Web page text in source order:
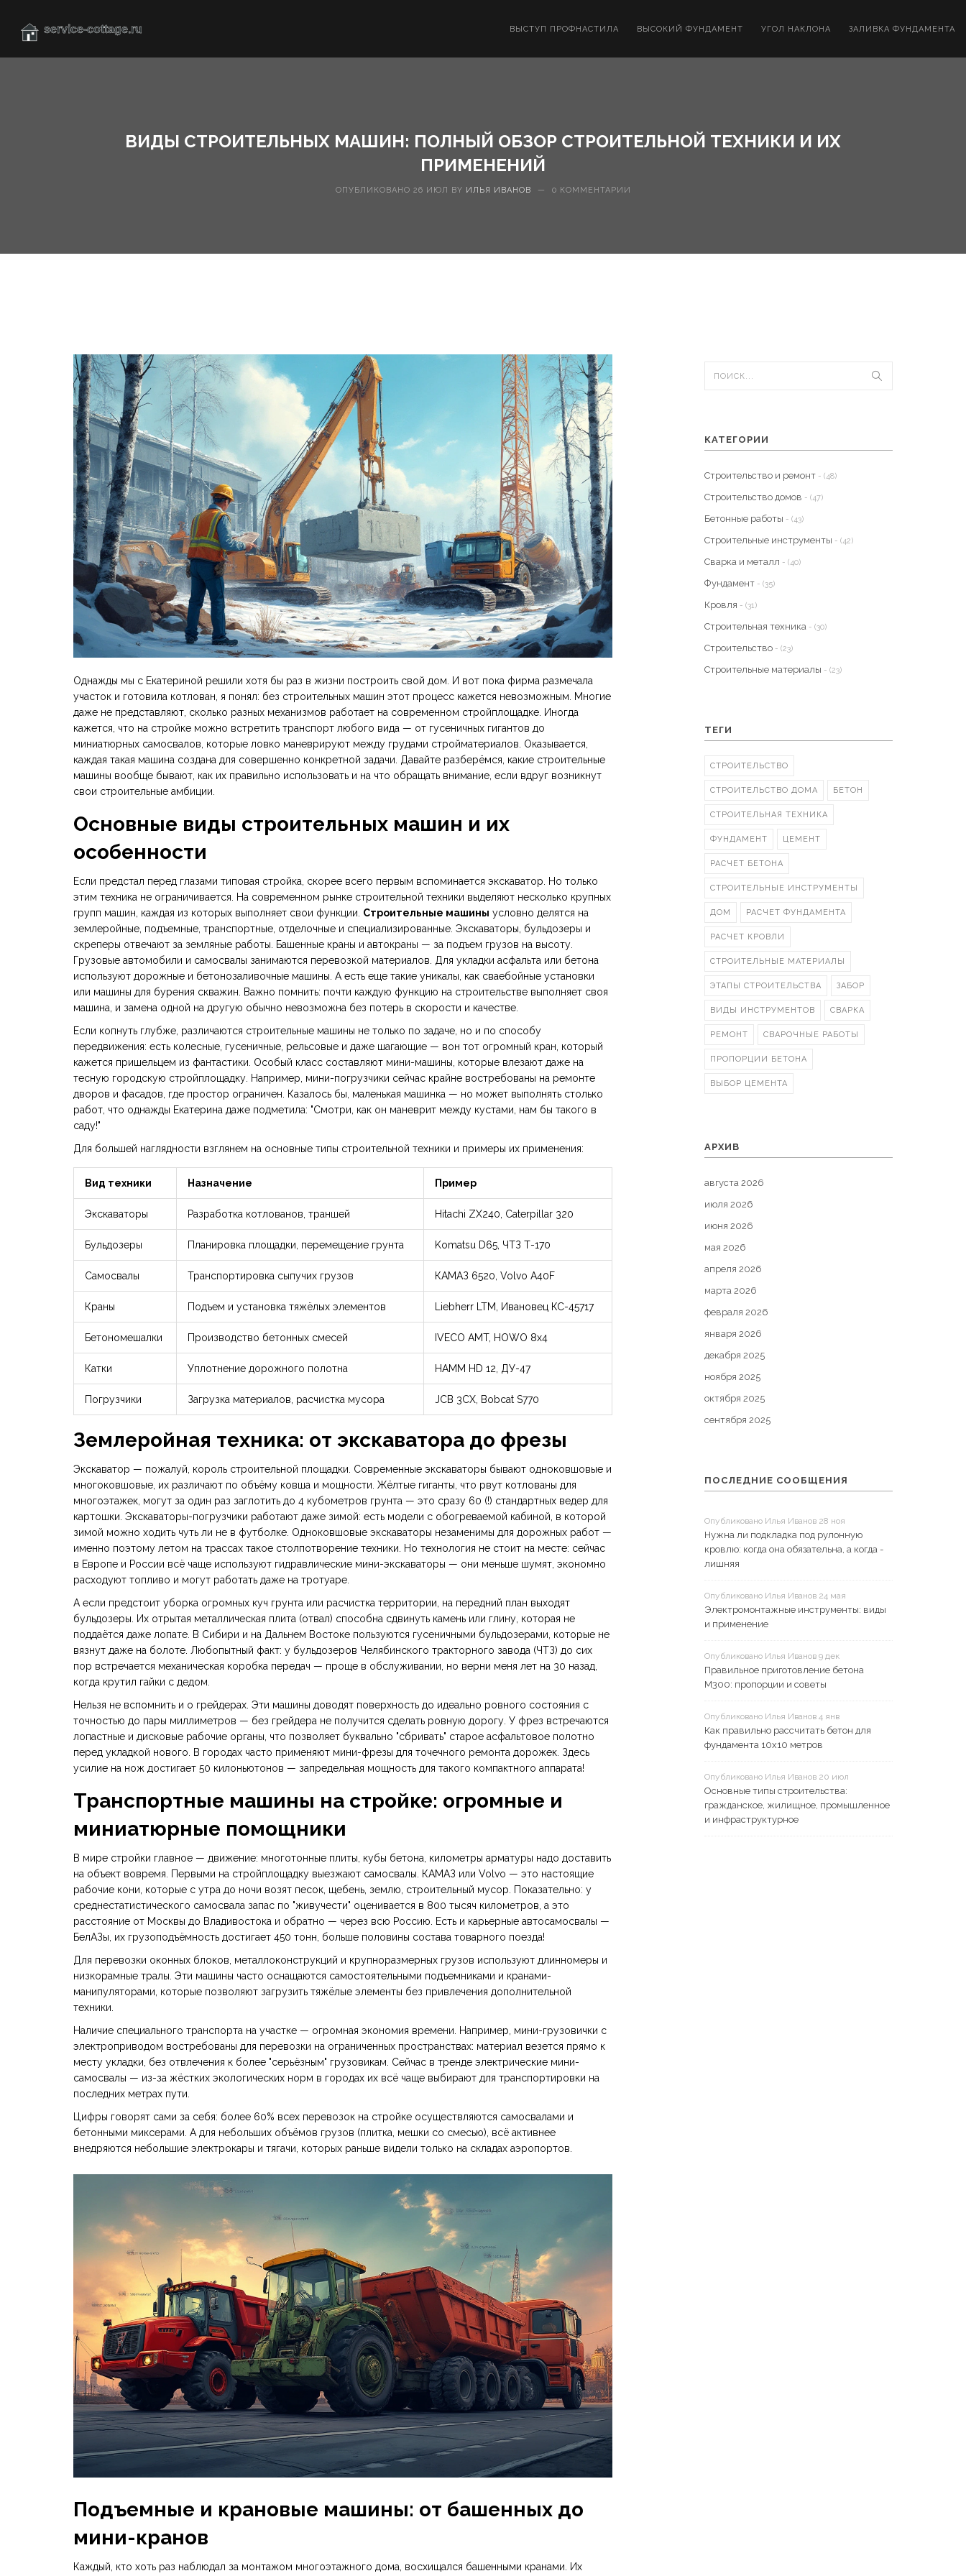
ВЫСТУП ПРОФНАСТИЛА ВЫСОКИЙ ФУНДАМЕНТ УГОЛ НАКЛОНА ЗАЛИВКА ФУНДАМЕНТА
ВИДЫ СТРОИТЕЛЬНЫХ МАШИН: ПОЛНЫЙ ОБЗОР СТРОИТЕЛЬНОЙ ТЕХНИКИ И ИХ
ПРИМЕНЕНИЙ
ОПУБЛИКОВАНО 26 ИЮЛ BY ИЛЬЯ ИВАНОВ — 0 КОММЕНТАРИИ
Однажды мы с Екатериной решили хотя бы раз в жизни построить свой дом. И вот пока фирма размечала
участок и готовила котлован, я понял: без строительных машин этот процесс кажется невозможным. Многие
даже не представляют, сколько разных механизмов работает на современном стройплощадке. Иногда
кажется, что на стройке можно встретить транспорт любого вида — от гусеничных гигантов до
миниатюрных самосвалов, которые ловко маневрируют между грудами стройматериалов. Оказывается,
каждая такая машина создана для совершенно конкретной задачи. Давайте разберёмся, какие строительные
машины вообще бывают, как их правильно использовать и на что обращать внимание, если вдруг возникнут
свои строительные амбиции.
Основные виды строительных машин и их
особенности
Если предстал перед глазами типовая стройка, скорее всего первым вспоминается экскаватор. Но только
этим техника не ограничивается. На современном рынке строительной техники выделяют несколько крупных
групп машин, каждая из которых выполняет свои функции. Строительные машины условно делятся на
землеройные, подъемные, транспортные, отделочные и специализированные. Экскаваторы, бульдозеры и
скреперы отвечают за земляные работы. Башенные краны и автокраны — за подъем грузов на высоту.
Грузовые автомобили и самосвалы занимаются перевозкой материалов. Для укладки асфальта или бетона
используют дорожные и бетонозаливочные машины. А есть еще такие уникалы, как сваебойные установки
или машины для бурения скважин. Важно помнить: почти каждую функцию на строительстве выполняет своя
машина, и замена одной на другую обычно невозможна без потерь в скорости и качестве.
Если копнуть глубже, различаются строительные машины не только по задаче, но и по способу
передвижения: есть колесные, гусеничные, рельсовые и даже шагающие — вон тот огромный кран, который
кажется пришельцем из фантастики. Особый класс составляют мини-машины, которые влезают даже на
тесную городскую стройплощадку. Например, мини-погрузчики сейчас крайне востребованы на ремонте
дворов и фасадов, где простор ограничен. Казалось бы, маленькая машинка — но может выполнять столько
работ, что однажды Екатерина даже подметила: "Смотри, как он маневрит между кустами, нам бы такого в
саду!"
Для большей наглядности взглянем на основные типы строительной техники и примеры их применения:
Вид техники Назначение Пример
Экскаваторы Разработка котлованов, траншей Hitachi ZX240, Caterpillar 320
Бульдозеры Планировка площадки, перемещение грунта Komatsu D65, ЧТЗ Т-170
Самосвалы Транспортировка сыпучих грузов КАМАЗ 6520, Volvo A40F
Краны Подъем и установка тяжёлых элементов Liebherr LTM, Ивановец КС-45717
Бетономешалки Производство бетонных смесей IVECO AMT, HOWO 8x4
Катки Уплотнение дорожного полотна HAMM HD 12, ДУ-47
Погрузчики Загрузка материалов, расчистка мусора JCB 3CX, Bobcat S770
Землеройная техника: от экскаватора до фрезы
Экскаватор — пожалуй, король строительной площадки. Современные экскаваторы бывают одноковшовые и
многоковшовые, их различают по объёму ковша и мощности. Жёлтые гиганты, что рвут котлованы для
многоэтажек, могут за один раз заглотить до 4 кубометров грунта — это сразу 60 (!) стандартных ведер для
картошки. Экскаваторы-погрузчики работают даже зимой: есть модели с обогреваемой кабиной, в которой
зимой можно ходить чуть ли не в футболке. Одноковшовые экскаваторы незаменимы для дорожных работ —
именно поэтому летом на трассах такое столпотворение техники. Но технология не стоит на месте: сейчас
в Европе и России всё чаще используют гидравлические мини-экскаваторы — они меньше шумят, экономно
расходуют топливо и могут работать даже на тротуаре.
А если предстоит уборка огромных куч грунта или расчистка территории, на передний план выходят
бульдозеры. Их отрытая металлическая плита (отвал) способна сдвинуть камень или глину, которая не
поддаётся даже лопате. В Сибири и на Дальнем Востоке пользуются гусеничными бульдозерами, которые не
вязнут даже на болоте. Любопытный факт: у бульдозеров Челябинского тракторного завода (ЧТЗ) до сих
пор встречается механическая коробка передач — проще в обслуживании, но верни меня лет на 30 назад,
когда крутил гайки с дедом.
Нельзя не вспомнить и о грейдерах. Эти машины доводят поверхность до идеально ровного состояния с
точностью до пары миллиметров — без грейдера не получится сделать ровную дорогу. У фрез встречаются
лопастные и дисковые рабочие органы, что позволяет буквально "сбривать" старое асфальтовое полотно
перед укладкой нового. В городах часто применяют мини-фрезы для точечного ремонта дорожек. Здесь
усилие на нож достигает 50 килоньютонов — запредельная мощность для такого компактного аппарата!
Транспортные машины на стройке: огромные и
миниатюрные помощники
В мире стройки главное — движение: многотонные плиты, кубы бетона, километры арматуры надо доставить
на объект вовремя. Первыми на стройплощадку выезжают самосвалы. КАМАЗ или Volvo — это настоящие
рабочие кони, которые с утра до ночи возят песок, щебень, землю, строительный мусор. Показательно: у
среднестатистического самосвала запас по "живучести" оценивается в 800 тысяч километров, а это
расстояние от Москвы до Владивостока и обратно — через всю Россию. Есть и карьерные автосамосвалы —
БелАЗы, их грузоподъёмность достигает 450 тонн, больше половины состава товарного поезда!
Для перевозки оконных блоков, металлоконструкций и крупноразмерных грузов используют длинномеры и
низкорамные тралы. Эти машины часто оснащаются самостоятельными подъемниками и кранами-
манипуляторами, которые позволяют загрузить тяжёлые элементы без привлечения дополнительной
техники.
Наличие специального транспорта на участке — огромная экономия времени. Например, мини-грузовички с
электроприводом востребованы для перевозки на ограниченных пространствах: материал везется прямо к
месту укладки, без отвлечения к более "серьёзным" грузовикам. Сейчас в тренде электрические мини-
самосвалы — из-за жёстких экологических норм в городах их всё чаще выбирают для транспортировки на
последних метрах пути.
Цифры говорят сами за себя: более 60% всех перевозок на стройке осуществляются самосвалами и
бетонными миксерами. А для небольших объёмов грузов (плитка, мешки со смесью), всё активнее
внедряются небольшие электрокары и тягачи, которых раньше видели только на складах аэропортов.
Подъемные и крановые машины: от башенных до
мини-кранов
Каждый, кто хоть раз наблюдал за монтажом многоэтажного дома, восхищался башенными кранами. Их
КАТЕГОРИИ
Строительство и ремонт - (48)
Строительство домов - (47)
Бетонные работы - (43)
Строительные инструменты - (42)
Сварка и металл - (40)
Фундамент - (35)
Кровля - (31)
Строительная техника - (30)
Строительство - (23)
Строительные материалы - (23)
ТЕГИ
СТРОИТЕЛЬСТВО
СТРОИТЕЛЬСТВО ДОМА БЕТОН
СТРОИТЕЛЬНАЯ ТЕХНИКА
ФУНДАМЕНТ ЦЕМЕНТ
РАСЧЕТ БЕТОНА
СТРОИТЕЛЬНЫЕ ИНСТРУМЕНТЫ
ДОМ РАСЧЕТ ФУНДАМЕНТА
РАСЧЕТ КРОВЛИ
СТРОИТЕЛЬНЫЕ МАТЕРИАЛЫ
ЭТАПЫ СТРОИТЕЛЬСТВА ЗАБОР
ВИДЫ ИНСТРУМЕНТОВ СВАРКА
РЕМОНТ СВАРОЧНЫЕ РАБОТЫ
ПРОПОРЦИИ БЕТОНА
ВЫБОР ЦЕМЕНТА
АРХИВ
августа 2026
июля 2026
июня 2026
мая 2026
апреля 2026
марта 2026
февраля 2026
января 2026
декабря 2025
ноября 2025
октября 2025
сентября 2025
ПОСЛЕДНИЕ СООБЩЕНИЯ
Опубликовано Илья Иванов 28 ноя
Нужна ли подкладка под рулонную
кровлю: когда она обязательна, а когда -
лишняя
Опубликовано Илья Иванов 24 мая
Электромонтажные инструменты: виды
и применение
Опубликовано Илья Иванов 9 дек
Правильное приготовление бетона
М300: пропорции и советы
Опубликовано Илья Иванов 4 янв
Как правильно рассчитать бетон для
фундамента 10x10 метров
Опубликовано Илья Иванов 20 июл
Основные типы строительства:
гражданское, жилищное, промышленное
и инфраструктурное